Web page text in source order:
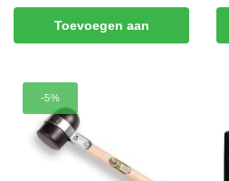
Toevoegen aan
-5%